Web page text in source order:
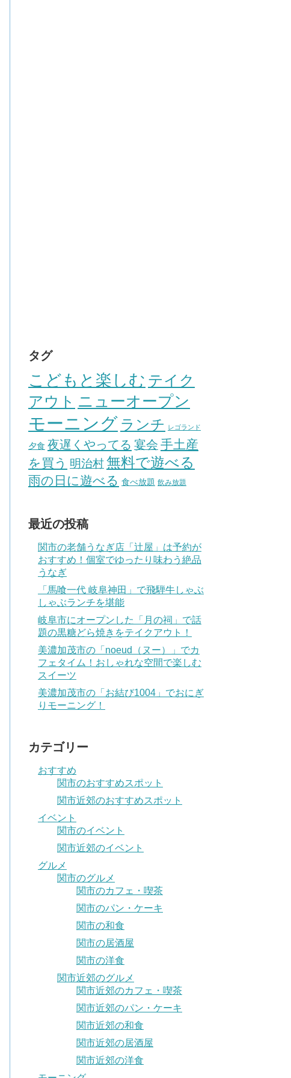
タグ
こどもと楽しむ テイク
アウト ニューオープン
モーニング ランチ レゴランド
夕食 夜遅くやってる 宴会 手土産
を買う 明治村無料で遊べる
雨の日に遊べる 食べ放題 飲み放題
最近の投稿
関市の老舗うなぎ店「辻屋」は予約が
おすすめ！個室でゆったり味わう絶品
うなぎ
「馬喰一代 岐阜神田」で飛騨牛しゃぶ
しゃぶランチを堪能
岐阜市にオープンした「月の祠」で話
題の黒糖どら焼きをテイクアウト！
美濃加茂市の「noeud（ヌー）」でカ
フェタイム！おしゃれな空間で楽しむ
スイーツ
美濃加茂市の「お結び1004」でおにぎ
りモーニング！
カテゴリー
おすすめ
関市のおすすめスポット
関市近郊のおすすめスポット
イベント
関市のイベント
関市近郊のイベント
グルメ
関市のグルメ
関市のカフェ・喫茶
関市のパン・ケーキ
関市の和食
関市の居酒屋
関市の洋食
関市近郊のグルメ
関市近郊のカフェ・喫茶
関市近郊のパン・ケーキ
関市近郊の和食
関市近郊の居酒屋
関市近郊の洋食